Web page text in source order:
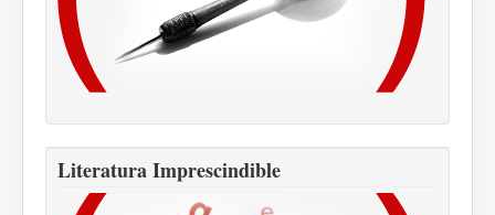
Literatura Imprescindible